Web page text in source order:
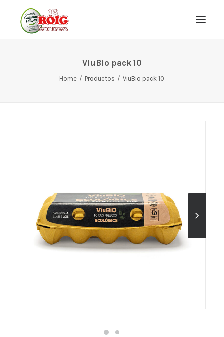
Español
ViuBio pack 10
Home Productos ViuBio pack 10